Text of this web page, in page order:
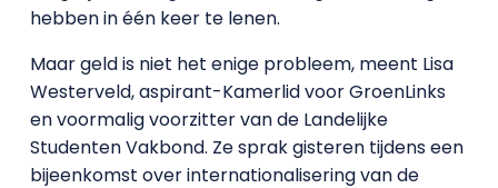
hebben in één keer te lenen.
Maar geld is niet het enige probleem, meent Lisa
Westerveld, aspirant-Kamerlid voor GroenLinks
en voormalig voorzitter van de Landelijke
Studenten Vakbond. Ze sprak gisteren tijdens een
bijeenkomst over internationalisering van de